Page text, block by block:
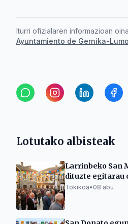
Iturri ofizialaren informazioan
Ayuntamiento de Gernika-Lumo
Lotutako albisteak
Larrinbeko San
dituzte egitarau
Tokikoa• 08 abu